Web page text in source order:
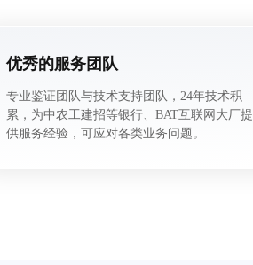
优秀的服务团队
专业鉴证团队与技术支持团队，24年技术积
累，为中农工建招等银行、BAT互联网大厂提
供服务经验，可应对各类业务问题。